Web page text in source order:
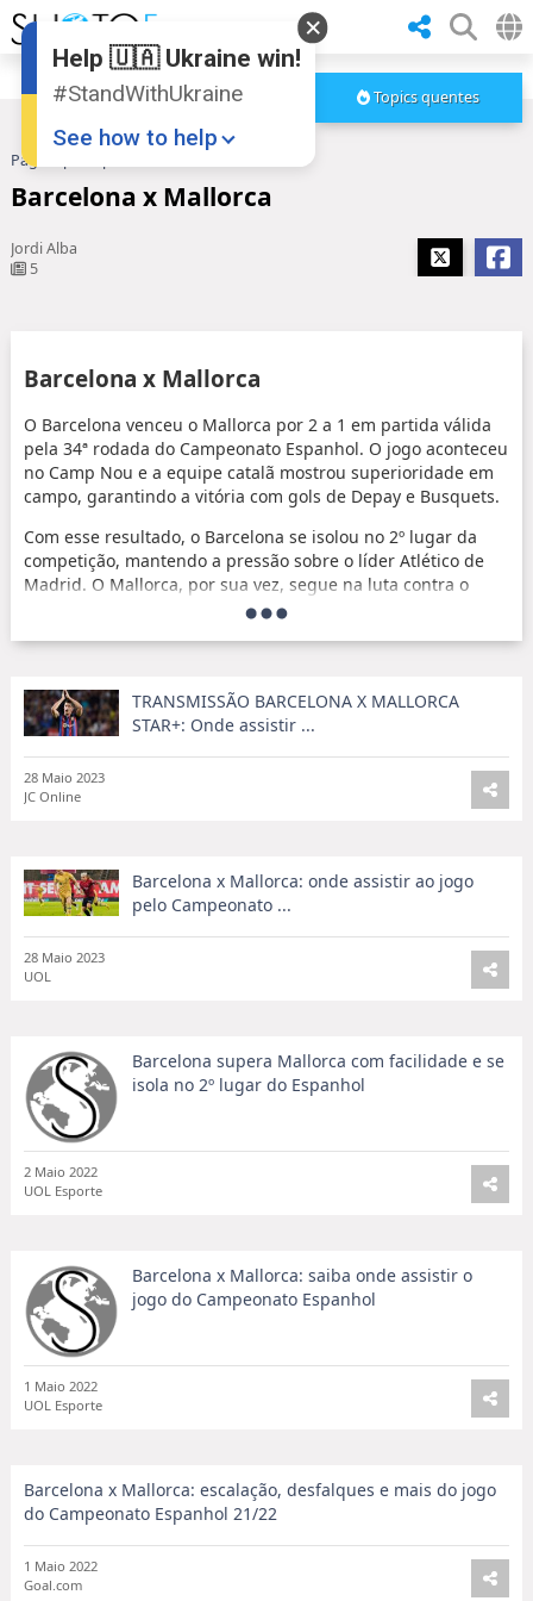
Topics quentes
Pagina principal
Barcelona x Mallorca
Jordi Alba
5
Barcelona x Mallorca
O Barcelona venceu o Mallorca por 2 a 1 em partida válida
pela 34ª rodada do Campeonato Espanhol. O jogo aconteceu
no Camp Nou e a equipe catalã mostrou superioridade em
campo, garantindo a vitória com gols de Depay e Busquets.
Com esse resultado, o Barcelona se isolou no 2º lugar da
competição, mantendo a pressão sobre o líder Atlético de
Madrid. O Mallorca, por sua vez, segue na luta contra o
O gol de Raúllo, que diminuiu o placar para os visitantes,
Barcelona dominou a posse de bola e criou várias
oportunidades de gol, garantindo a vitória com
TRANSMISSÃO BARCELONA X MALLORCA
STAR+: Onde assistir ...
28 Maio 2023
JC Online
Barcelona x Mallorca: onde assistir ao jogo
pelo Campeonato ...
28 Maio 2023
UOL
Barcelona supera Mallorca com facilidade e se
isola no 2º lugar do Espanhol
2 Maio 2022
UOL Esporte
Barcelona x Mallorca: saiba onde assistir o
jogo do Campeonato Espanhol
1 Maio 2022
UOL Esporte
Barcelona x Mallorca: escalação, desfalques e mais do jogo
do Campeonato Espanhol 21/22
1 Maio 2022
Goal.com
Help 🇺🇦 Ukraine win!
#StandWithUkraine
See how to help
Share this widget
📌